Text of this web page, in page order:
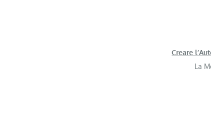
Creare
La